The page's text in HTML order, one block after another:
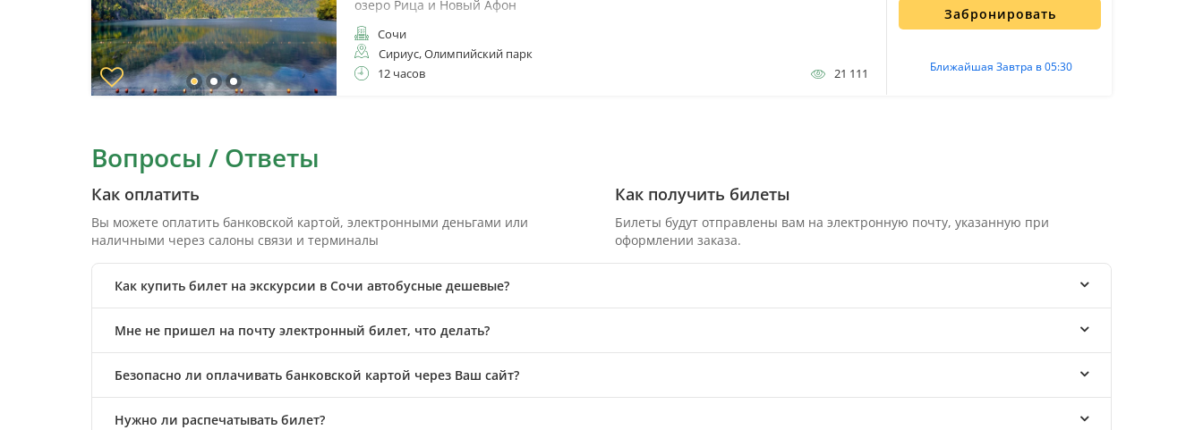
озеро Рица и Новый Афон
Сочи
Сириус, Олимпийский парк
12 часов
21 111
Забронировать
Ближайшая Завтра в 05:30
Вопросы / Ответы
Как оплатить
Вы можете оплатить банковской картой, электронными деньгами или
наличными через салоны связи и терминалы
Как получить билеты
Билеты будут отправлены вам на электронную почту, указанную при
оформлении заказа.
Как купить билет на экскурсии в Сочи автобусные дешевые?
Мне не пришел на почту электронный билет, что делать?
Безопасно ли оплачивать банковской картой через Ваш сайт?
Нужно ли распечатывать билет?